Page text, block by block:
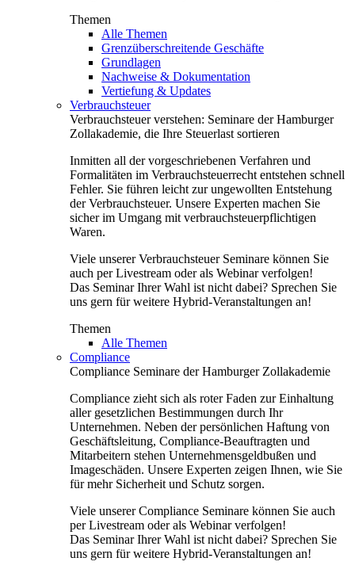
Themen
Alle Themen
Grenzüberschreitende Geschäfte
Grundlagen
Nachweise & Dokumentation
Vertiefung & Updates
Verbrauchsteuer
Verbrauchsteuer verstehen: Seminare der Hamburger
Zollakademie, die Ihre Steuerlast sortieren
Inmitten all der vorgeschriebenen Verfahren und
Formalitäten im Verbrauchsteuerrecht entstehen schnell
Fehler. Sie führen leicht zur ungewollten Entstehung
der Verbrauchsteuer. Unsere Experten machen Sie
sicher im Umgang mit verbrauchsteuerpflichtigen
Waren.
Viele unserer Verbrauchsteuer Seminare können Sie
auch per Livestream oder als Webinar verfolgen!
Das Seminar Ihrer Wahl ist nicht dabei? Sprechen Sie
uns gern für weitere Hybrid-Veranstaltungen an!
Themen
Alle Themen
Compliance
Compliance Seminare der Hamburger Zollakademie
Compliance zieht sich als roter Faden zur Einhaltung
aller gesetzlichen Bestimmungen durch Ihr
Unternehmen. Neben der persönlichen Haftung von
Geschäftsleitung, Compliance-Beauftragten und
Mitarbeitern stehen Unternehmensgeldbußen und
Imageschäden. Unsere Experten zeigen Ihnen, wie Sie
für mehr Sicherheit und Schutz sorgen.
Viele unserer Compliance Seminare können Sie auch
per Livestream oder als Webinar verfolgen!
Das Seminar Ihrer Wahl ist nicht dabei? Sprechen Sie
uns gern für weitere Hybrid-Veranstaltungen an!